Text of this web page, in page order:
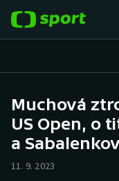
Hokej
Muchová
US Open, o
a
11. 9. 2023